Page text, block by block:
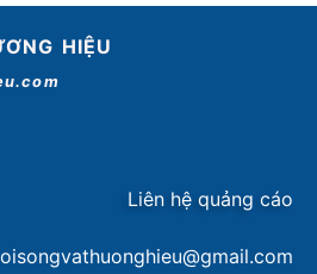
HIỆU
Liên hệ quảng cáo